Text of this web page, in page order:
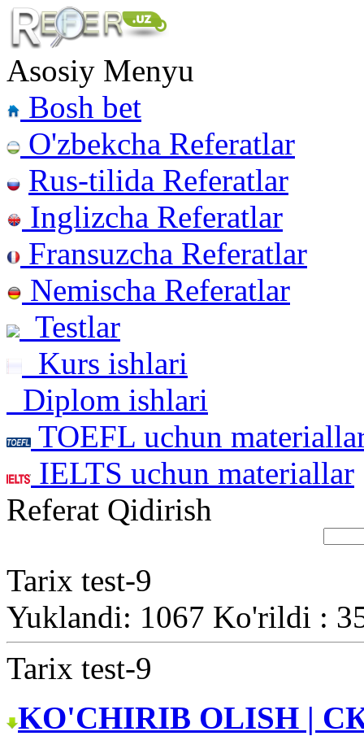
Asosiy Menyu
Bosh bet
O'zbekcha Referatlar
Rus-tilida Referatlar
Inglizcha Referatlar
Fransuzcha Referatlar
Nemischa Referatlar
Testlar
Kurs ishlari
Diplom ishlari
TOEFL uchun
IELTS uchun materiallar
Referat Qidirish
Tarix test-9
Yuklandi: 1067 Ko'rildi :
Tarix test-9
KO'CHIRIB OLISH |